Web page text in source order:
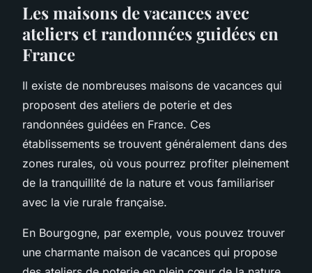
Les maisons de vacances avec
ateliers et randonnées guidées en
France
Il existe de nombreuses maisons de vacances qui
proposent des ateliers de poterie et des
randonnées guidées en France. Ces
établissements se trouvent généralement dans des
zones rurales, où vous pourrez profiter pleinement
de la tranquillité de la nature et vous familiariser
avec la vie rurale française.
En Bourgogne, par exemple, vous pouvez trouver
une charmante maison de vacances qui propose